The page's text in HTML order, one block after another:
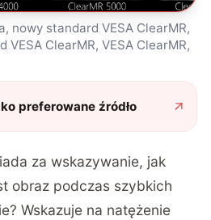
nowy standard VESA ClearMR,
VESA ClearMR, VESA ClearMR,
preferowane źródło
za wskazywanie, jak
obraz podczas szybkich
Wskazuje na natężenie